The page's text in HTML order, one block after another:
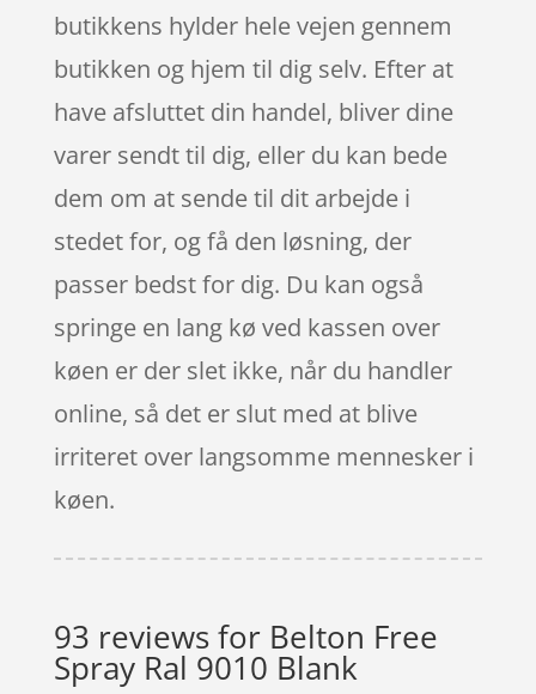
butikkens hylder hele vejen gennem
butikken og hjem til dig selv. Efter at
have afsluttet din handel, bliver dine
varer sendt til dig, eller du kan bede
dem om at sende til dit arbejde i
stedet for, og få den løsning, der
passer bedst for dig. Du kan også
springe en lang kø ved kassen over
køen er der slet ikke, når du handler
online, så det er slut med at blive
irriteret over langsomme mennesker i
køen.
93 reviews for Belton Free
Spray Ral 9010 Blank